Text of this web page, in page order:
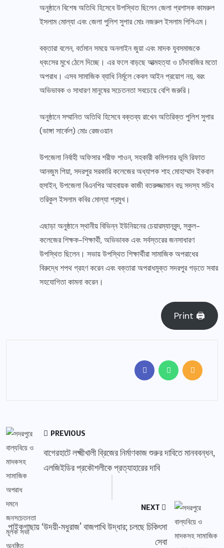
অনুষ্ঠানে বিশেষ অতিথি হিসেবে উপস্থিত ছিলেন জেলা প্রশাসক কামরুল
ইসলাম মোল্যা এবং জেলা পুলিশ সুপার মোঃ নজরুল ইসলাম পিপিএম।
​বক্তারা বলেন, বর্তমান সময়ে অনলাইন জুয়া এবং মাদক যুবসমাজকে
ধ্বংসের মুখে ঠেলে দিচ্ছে। এর ফলে বাড়ছে আত্মহত্যা ও চাঁদাবাজির মতো
অপরাধ। এসব সামাজিক ব্যাধি নির্মূলে কেবল আইন প্রয়োগ নয়, বরং
অভিভাবক ও সাধারণ মানুষের সচেতনতা সবচেয়ে বেশি জরুরি।
অনুষ্ঠানে সম্মানিত অতিথি হিসেবে বক্তব্য রাখেন অতিরিক্ত পুলিশ সুপার
(ভাঙ্গা সার্কেল) মোঃ রেজওয়ান
উপজেলা নির্বাহী অফিসার শরীফ শাওন, সহকারী কমিশনার ভূমি রিফাত
আনজুম পিয়া, সদরপুর সরকারি কলেজের অধ্যাপক শাহ মোহাম্মাদ ইকবাল
হুসাইন, উপজেলা বিএনপির আহবায়ক কাজী বতরুজ্জামান বদু সদস্য সচিব
তরিকুল ইসলাম কবির মোল্যা প্রমুখ।
​এছাড়া অনুষ্ঠানে স্থানীয় বিভিন্ন ইউনিয়নের চেয়ারম্যানবৃন্দ, স্কুল-
কলেজের শিক্ষক-শিক্ষার্থী, অভিভাবক এবং সর্বস্তরের জনসাধারণ
উপস্থিত ছিলেন। সভায় উপস্থিত শিক্ষার্থীরা সামাজিক অপরাধের
বিরুদ্ধে শপথ গ্রহণ করেন এবং বক্তারা অপরাধমুক্ত সদরপুর গড়তে সবার
সহযোগিতা কামনা করেন।
Print 🖨
PREVIOUS
বাগেরহাটে লক্ষ্মীখালী ব্রিজের নির্মাণকাজ শুরুর দাবিতে মানববন্ধন,
এলজিইডির প্রকৌশলীকে প্রত্যাহারের দাবি
NEXT
পাইকগাছায় ‘উদয়ী-মধুরাজ’ বাজপাখি উদ্ধার; চলছে চিকিৎসা
সেবা